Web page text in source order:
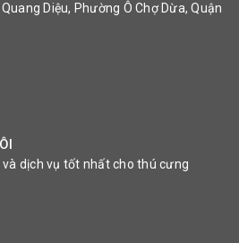
Diệu, Phường Ô Chợ Dừa, Quận
dịch vụ tốt nhất cho thú cưng